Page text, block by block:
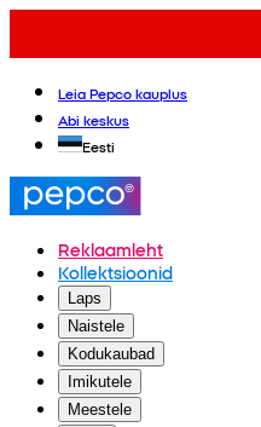
Leia Pepco kauplus
Abi keskus
Eesti
Reklaamleht
Kollektsioonid
Laps
Naistele
Kodukaubad
Imikutele
Meestele